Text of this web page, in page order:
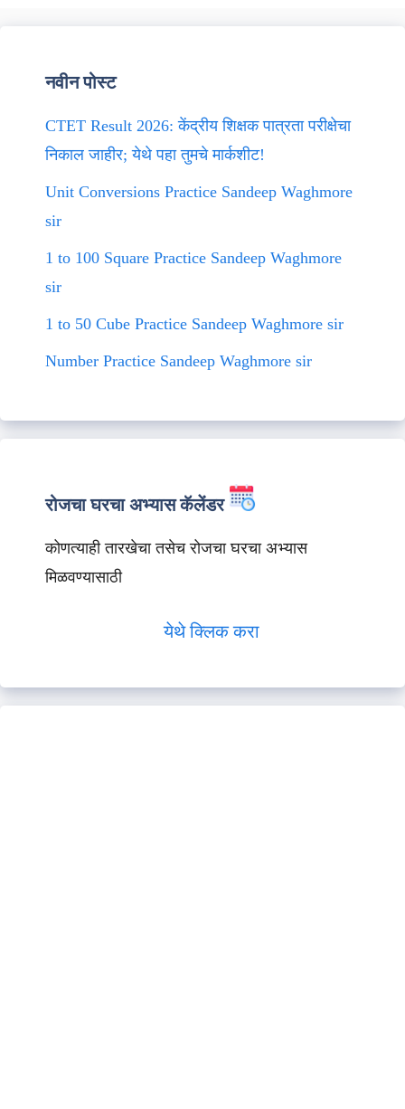
नवीन पोस्ट
CTET Result 2026: केंद्रीय शिक्षक पात्रता परीक्षेचा
निकाल जाहीर; येथे पहा तुमचे मार्कशीट!
Unit Conversions Practice Sandeep Waghmore
sir
1 to 100 Square Practice Sandeep Waghmore
sir
1 to 50 Cube Practice Sandeep Waghmore sir
Number Practice Sandeep Waghmore sir
रोजचा घरचा अभ्यास कॅलेंडर
कोणत्याही तारखेचा तसेच रोजचा घरचा अभ्यास
मिळवण्यासाठी
येथे क्लिक करा